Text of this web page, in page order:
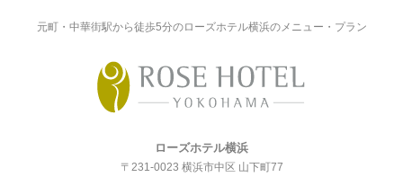
元町・中華街駅から徒歩5分のローズホテル横浜のメニュー・プラン
ローズホテル横浜
〒231-0023 横浜市中区 山下町77